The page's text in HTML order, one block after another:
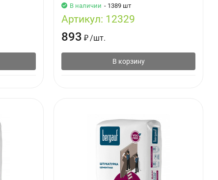
В наличии - 1389 шт
Артикул: 12329
893 ₽/шт.
В корзину